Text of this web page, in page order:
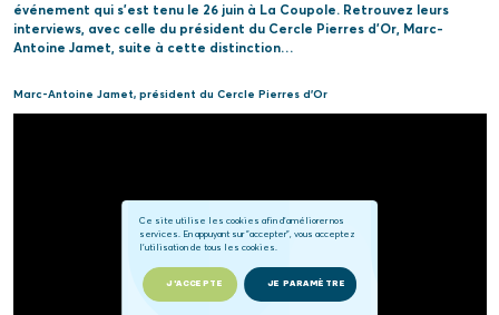
Ce site utilise les cookies afin d'améliorer nos
services. En appuyant sur "accepter", vous acceptez
l'utilisation de tous les cookies.
J'ACCEPTE JE PARAMÈTRE
événement qui s’est tenu le 26 juin à La Coupole. Retrouvez leurs
interviews, avec celle du président du Cercle Pierres d’Or, Marc-
Antoine Jamet, suite à cette distinction…
Marc-Antoine Jamet, président du Cercle Pierres d’Or